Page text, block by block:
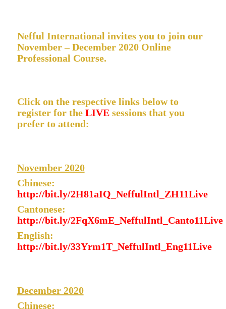
Nefful International invites you to join our
November – December 2020 Online
Professional Course.
Click on the respective links below to
register for the LIVEsessions that you
prefer to attend:
November 2020
Chinese:
http://bit.ly/2H81aIQ_NeffulIntl_ZH11Live
Cantonese:
http://bit.ly/2FqX6mE_NeffulIntl_Canto11Live
English:
http://bit.ly/33Yrm1T_NeffulIntl_Eng11Live
December 2020
Chinese: